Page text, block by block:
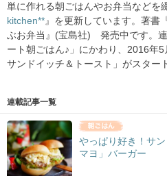
単に作れる朝ごはんやお弁当などを
kitchen**』を更新しています。著書
ぶお弁当』(宝島社) 発売中です。
ート朝ごはん♪」にかわり、2016年
サンドイッチ＆トースト」がスター
連載記事一覧
やっぱり好き！サ
マヨ」バーガー